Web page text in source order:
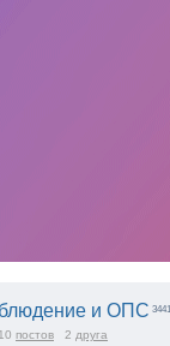
и ОПС 3441
постов 2 друга